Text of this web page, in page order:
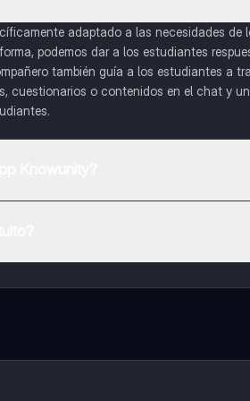
adaptado a las necesidades
podemos dar a los estudiantes
también guía a los estudiantes a
cuestionarios o contenidos en el chat y
utilizando la aplicación, que te permitirá